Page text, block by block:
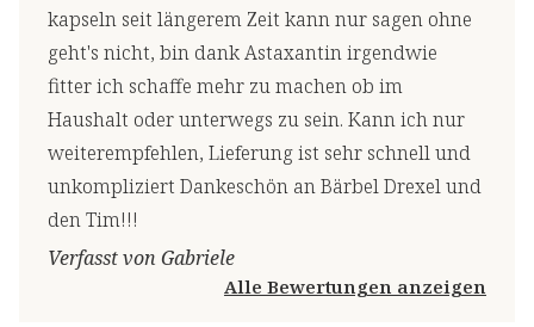
kapseln seit längerem Zeit kann nur sagen ohne
geht's nicht, bin dank Astaxantin irgendwie
fitter ich schaffe mehr zu machen ob im
Haushalt oder unterwegs zu sein. Kann ich nur
weiterempfehlen, Lieferung ist sehr schnell und
unkompliziert Dankeschön an Bärbel Drexel und
den Tim!!!
Verfasst von Gabriele
Alle Bewertungen anzeigen